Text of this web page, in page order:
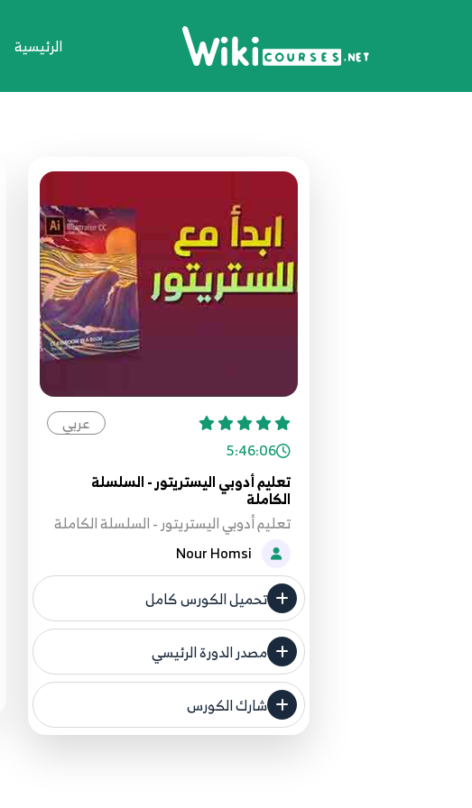
الرئيسية
عربي
5:46:06
تعليم أدوبي اليستريتور - السلسلة
الكاملة
تعليم أدوبي اليستريتور - السلسلة الكاملة
تحميل الكورس كامل
مصدر الدورة الرئيسي
فنحن لا ندعي ملكية أي دورة ولهذا نضع
المصدر الأصلي لكم
مصدر الدورة الرئيسي
شارك الكورس